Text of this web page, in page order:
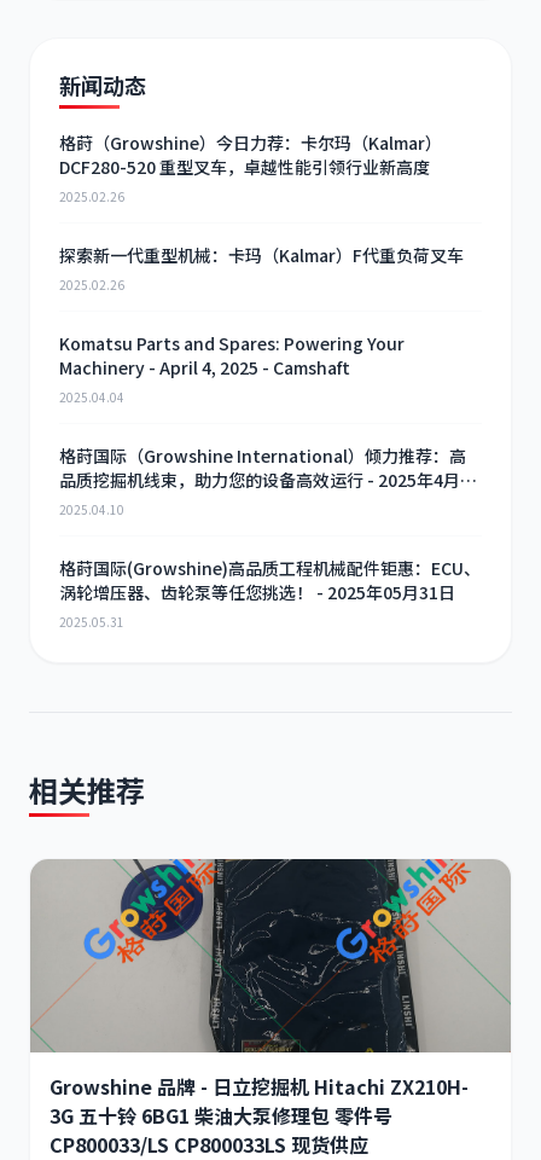
新闻动态
格莳（Growshine）今日力荐：卡尔玛（Kalmar）
DCF280-520 重型叉车，卓越性能引领行业新高度
2025.02.26
探索新一代重型机械：卡玛（Kalmar）F代重负荷叉车
2025.02.26
Komatsu Parts and Spares: Powering Your
Machinery - April 4, 2025 - Camshaft
2025.04.04
格莳国际（Growshine International）倾力推荐：高
品质挖掘机线束，助力您的设备高效运行 - 2025年4月10
日
2025.04.10
格莳国际(Growshine)高品质工程机械配件钜惠：ECU、
涡轮增压器、齿轮泵等任您挑选！ - 2025年05月31日
2025.05.31
相关推荐
Growshine 品牌 - 日立挖掘机 Hitachi ZX210H-
3G 五十铃 6BG1 柴油大泵修理包 零件号
CP800033/LS CP800033LS 现货供应